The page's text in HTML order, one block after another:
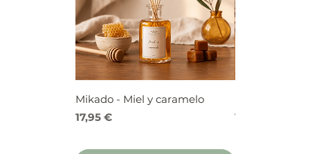
Mikado - Miel y caramelo
Precio
17,95 €
Precio
17,95 €